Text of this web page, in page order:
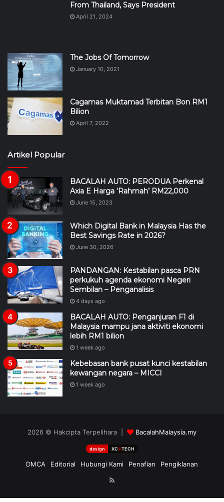
From Thailand, Says President
April 21, 2024
April 7, 2022
Artikel Popular
June 15, 2023
Which Digital Bank in Malaysia Has the
June 30, 2026
PANDANGAN: Kestabilan pasca PRN
Sembilan – Penganalisis
4 days ago
BACALAH AUTO: Penganjuran F1 di
lebih RM1 bilion
1 week ago
Kebebasan bank pusat kunci kestabilan
1 week ago
design XC TECH
Hubungi Kami Penafian
RSS